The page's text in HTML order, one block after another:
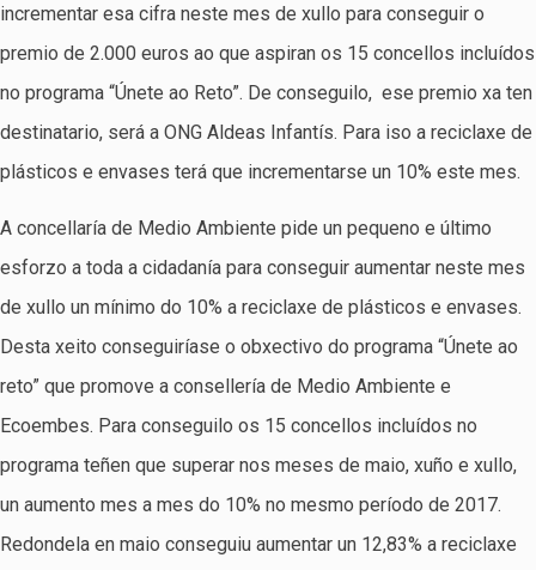
incrementar esa cifra neste mes de xullo para conseguir o
premio de 2.000 euros ao que aspiran os 15 concellos incluídos
no programa “Únete ao Reto”. De conseguilo, ese premio xa ten
destinatario, será a ONG Aldeas Infantís. Para iso a reciclaxe de
plásticos e envases terá que incrementarse un 10% este mes.
A concellaría de Medio Ambiente pide un pequeno e último
esforzo a toda a cidadanía para conseguir aumentar neste mes
de xullo un mínimo do 10% a reciclaxe de plásticos e envases.
Desta xeito conseguiríase o obxectivo do programa “Únete ao
reto” que promove a consellería de Medio Ambiente e
Ecoembes. Para conseguilo os 15 concellos incluídos no
programa teñen que superar nos meses de maio, xuño e xullo,
un aumento mes a mes do 10% no mesmo período de 2017.
Redondela en maio conseguiu aumentar un 12,83% a reciclaxe